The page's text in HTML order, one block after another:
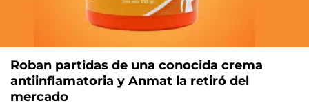
Roban partidas de una conocida crema
antiinflamatoria y Anmat la retiró del
mercado